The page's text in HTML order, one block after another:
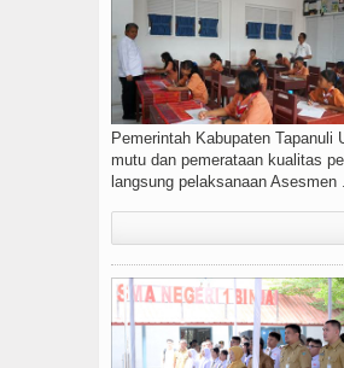
9 Agustus 2026 di
Penggerak Ekonomi Mulai
SMPN 1 Batang Angkola
‎Pemerintah Kabupaten
mutu dan pemerataan kualitas
langsung pelaksanaan Asesmen